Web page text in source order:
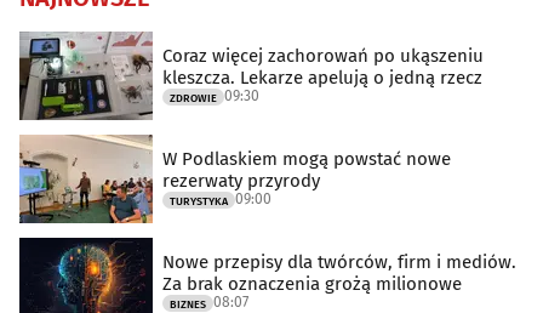
Coraz więcej zachorowań po ukąszeniu
kleszcza. Lekarze apelują o jedną rzecz
ZDROWIE 09:30
W Podlaskiem mogą powstać nowe
rezerwaty przyrody
TURYSTYKA 09:00
Nowe przepisy dla twórców, firm i mediów.
Za brak oznaczenia grożą milionowe
BIZNES 08:07